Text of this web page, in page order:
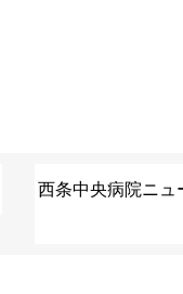
西条中央病院ニ